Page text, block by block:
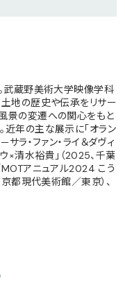
武蔵野美術大学映像学科
土地の歴史や伝承をリサー
景の変遷への関心をもと
近年の主な展示に「オラン
ラ・ファン・ライ＆ダヴィ
ウ×清水裕貴」（2025、千葉
MOTアニュアル2024 こう
都現代美術館／東京）、